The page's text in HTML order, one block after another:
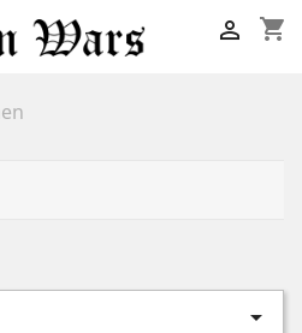
shopping_cart

